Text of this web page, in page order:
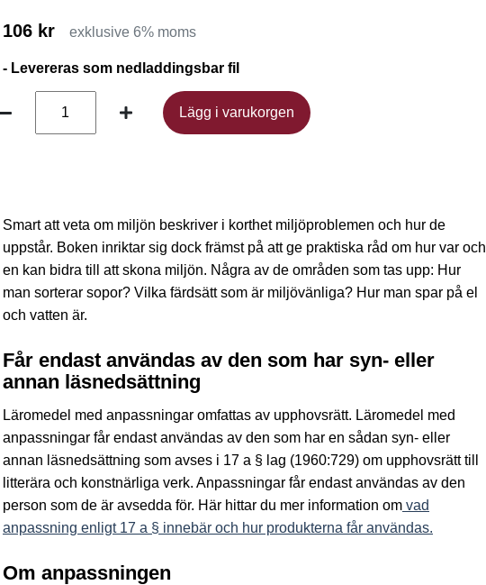
106 kr exklusive 6% moms
- Levereras som nedladdingsbar fil
Lägg i varukorgen
Lägg i varukorgen
Smart att veta om miljön beskriver i korthet miljöproblemen och hur de
uppstår. Boken inriktar sig dock främst på att ge praktiska råd om hur var och
en kan bidra till att skona miljön. Några av de områden som tas upp: Hur
man sorterar sopor? Vilka färdsätt som är miljövänliga? Hur man spar på el
och vatten är.
Får endast användas av den som har syn- eller
annan läsnedsättning
Läromedel med anpassningar omfattas av upphovsrätt. Läromedel med
anpassningar får endast användas av den som har en sådan syn- eller
annan läsnedsättning som avses i 17 a § lag (1960:729) om upphovsrätt till
litterära och konstnärliga verk. Anpassningar får endast användas av den
person som de är avsedda för. Här hittar du mer information omvad
anpassning enligt 17 a § innebär och hur produkterna får användas.
Om anpassningen